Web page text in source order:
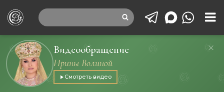
Видеообращение
Ирины Волиной
Смотреть видео